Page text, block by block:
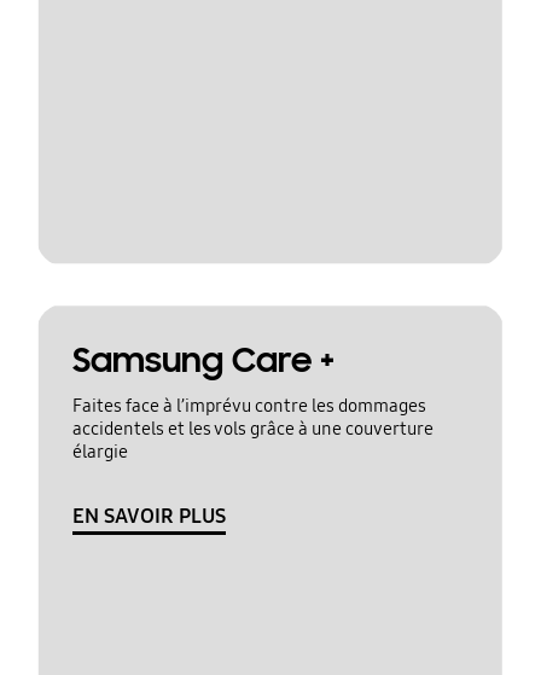
Samsung Care +
Faites face à l’imprévu contre les dommages
accidentels et les vols grâce à une couverture
élargie
EN SAVOIR PLUS